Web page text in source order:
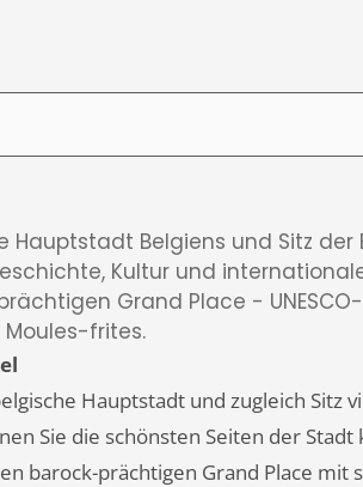
Hauptstadt Belgiens und Sitz
Kultur und
Grand Place -
frites.
Hauptstadt und zugleich
Sie die schönsten Seiten der
barock-prächtigen Grand Place